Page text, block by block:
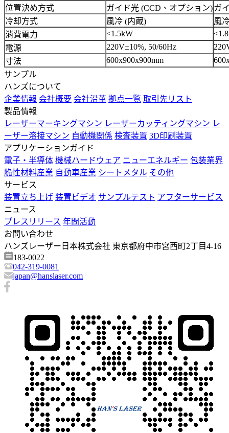
位置決め方式
ガイド光 (CCD、オプション)ガ
冷却方式
風冷 (内蔵)
風
消費電力
<1.5kW
電源
220V±10%, 50/60Hz
寸法
600x900x900mm
サンプル
ハンズについて
企業情報 会社概要 会社沿革 拠点一覧 取引先リスト
製品情報
レーザーマーキングマシン レーザーカッティングマシン レ
ーザー溶接マシン 自動機関係 検査装置 3D印刷装置
アプリケーションガイド
電子・半導体 機械ハードウェア ニューエネルギー 包装業界
脆性材料産業 自動車産業 シートメタル その他
サービス
装置立ち上げ 装置ビデオ サンプルテスト アフターサービス
ニュース
プレスリリース 年間活動
お問い合わせ
ハンズレーザー日本株式会社 東京都府中市宮西町2丁目4-16
183-0022
042-319-0081
japan@hanslaser.com